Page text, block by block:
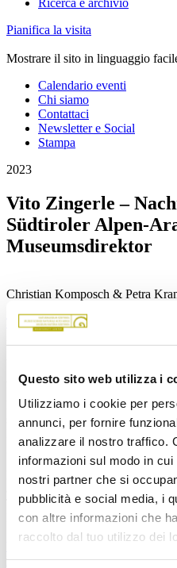
Questo sito web utilizza i
Utilizziamo i cookie per
annunci, per fornire
analizzare il nostro traffico.
informazioni sul modo in
nostri partner che si
pubblicità e social media, i
con altre informazioni che
raccolto dal tuo utilizzo dei
Ricerca e archivio
Pianifica la visita
Mostrare il sito in linguaggio
Calendario eventi
Chi siamo
Contattaci
Newsletter e Social
Stampa
2023
Vito Zingerle –
Südtiroler Alpen-
Museumsdirektor
Christian Komposch & Petra
Torna alla panoramica
August 2023 erreichte.
Dennoch lebt der Alpen-
spinnentierkundlichen
Erstbeschreibung der
geliebten Dolomiten
Keyword
arachnologist, zoologist,
Tyrol, Italy
Download
Museumsdirektor